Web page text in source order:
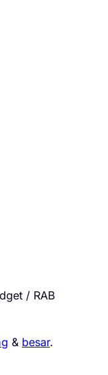
/ RAB
& besar.